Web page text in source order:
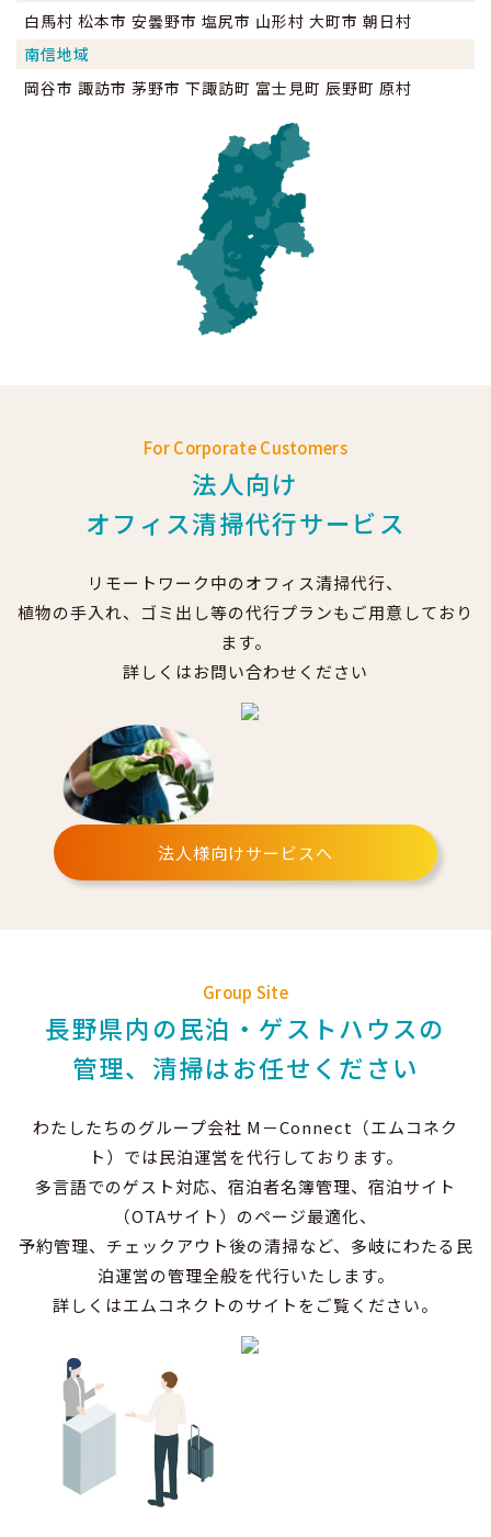
白馬村 松本市 安曇野市 塩尻市 山形村 大町市 朝日村
南信地域
岡谷市 諏訪市 茅野市 下諏訪町 富士見町 辰野町 原村
For Corporate Customers
法人向け
オフィス清掃代行サービス
リモートワーク中のオフィス清掃代行、
植物の手入れ、ゴミ出し等の代行プランもご用意しており
ます。
詳しくはお問い合わせください
法人様向けサービスへ
Group Site
長野県内の民泊・ゲストハウスの
管理、清掃はお任せください
わたしたちのグループ会社 M－Connect（エムコネク
ト）では民泊運営を代行しております。
多言語でのゲスト対応、宿泊者名簿管理、宿泊サイト
（OTAサイト）のページ最適化、
予約管理、チェックアウト後の清掃など、多岐にわたる民
泊運営の管理全般を代行いたします。
詳しくはエムコネクトのサイトをご覧ください。